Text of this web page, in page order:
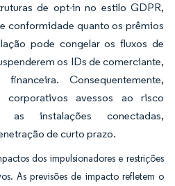
de opt-in no estilo GDPR,
conformidade quanto os prêmios
pode congelar os fluxos de
os IDs de comerciante,
Consequentemente,
corporativos avessos ao risco
as instalações conectadas,
de curto prazo.
dos impulsionadores e restrições
As previsões de impacto refletem o